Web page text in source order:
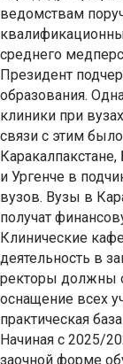
ведомствам
среднего
Президент
образования.
клиники при
связи с этим
и Ургенче в
вузов. Вузы в
получат
Клинические
деятельность в
ректоры должны
оснащение всех
практическая
Начиная с 2025/
заочной форме